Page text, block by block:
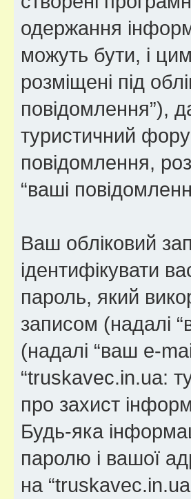
одержання
можуть бути, і
розміщені під
повідомлення”),
туристичний
повідомлення,
“ваші
Ваш обліковий
ідентифікувати
пароль, який
записом (надалі
(надалі “ваш e-
“truskavec.in.ua:
про захист
Будь-яка
паролю і вашої
на